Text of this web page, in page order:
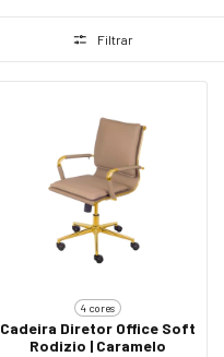
Filtrar
4 cores
Cadeira Diretor Office Soft
Rodizio | Caramelo